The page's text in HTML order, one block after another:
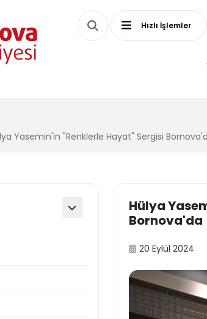
Hızlı İşlemler
Yasemin'in "Renklerle Hayat" Sergisi
Hülya
Bornova'da
20 Eylül 2024